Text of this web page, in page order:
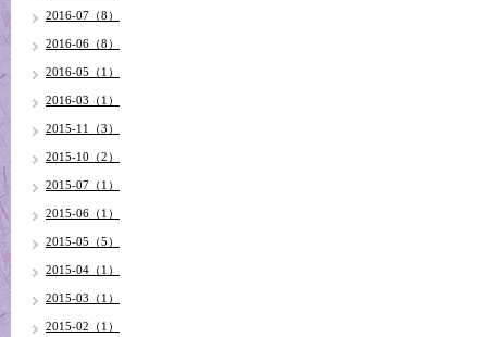
2016-07（8）
2016-06（8）
2016-05（1）
2016-03（1）
2015-11（3）
2015-10（2）
2015-07（1）
2015-06（1）
2015-05（5）
2015-04（1）
2015-03（1）
2015-02（1）